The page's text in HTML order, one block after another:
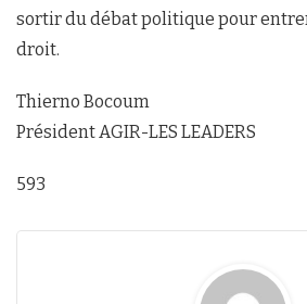
sortir du débat politique pour
droit.
Thierno Bocoum
Président AGIR-LES LEADERS
593